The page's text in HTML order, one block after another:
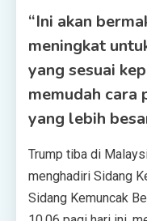
“Ini akan
meningkat
yang sesuai
memudah cara
yang lebih
Trump tiba di
menghadiri Sidang
Sidang Kemuncak